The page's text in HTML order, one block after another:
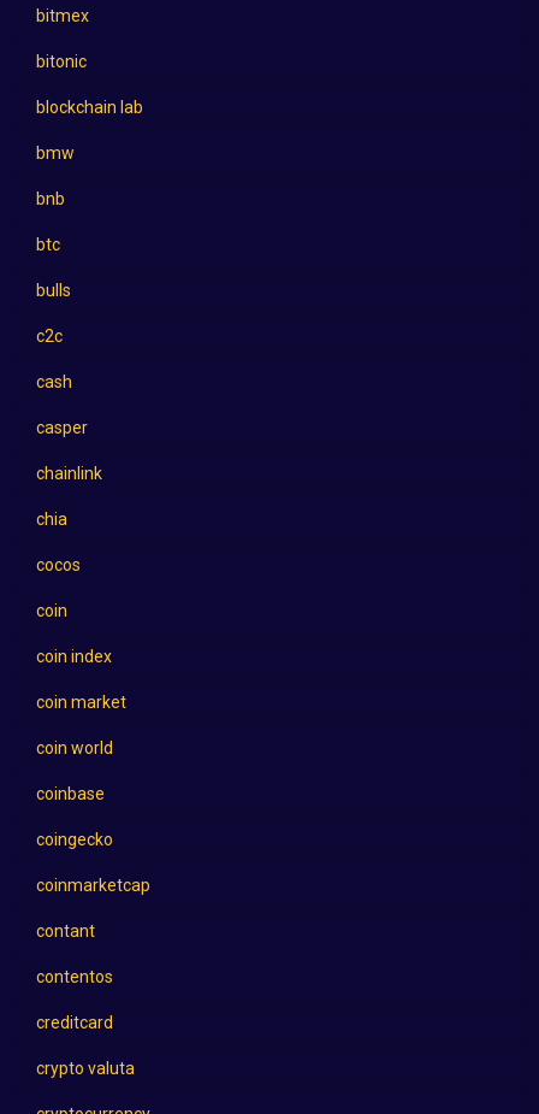
bitmex
bitonic
blockchain lab
bmw
bnb
btc
bulls
c2c
cash
casper
chainlink
chia
cocos
coin
coin index
coin market
coin world
coinbase
coingecko
coinmarketcap
contant
contentos
creditcard
crypto valuta